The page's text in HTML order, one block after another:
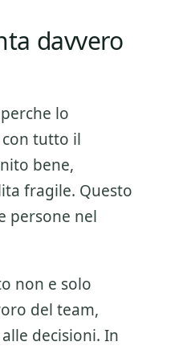
davvero
perche lo
tutto il
bene,
fragile. Questo
persone nel
non e solo
del team,
decisioni. In